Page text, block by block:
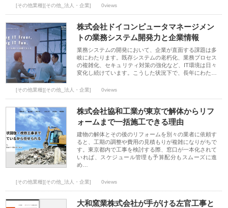
[その他業種][その他_法人・企業] 0views
株式会社ドイコンピュータマネージメン
トの業務システム開発力と企業情報
業務システムの開発において、企業が直面する課題は多
岐にわたります。既存システムの老朽化、業務プロセス
の複雑化、セキュリティ対策の強化など、IT環境は日々
変化し続けています。こうした状況下で、長年にわた…
[その他業種][その他_法人・企業] 0views
株式会社協和工業が東京で解体からリフ
ォームまで一括施工できる理由
建物の解体とその後のリフォームを別々の業者に依頼す
ると、工期の調整や費用の見積もりが複雑になりがちで
す。東京都内で工事を検討する際、窓口が一本化されて
いれば、スケジュール管理も予算配分もスムーズに進
め…
[その他業種][その他_法人・企業] 0views
大和窯業株式会社が手がける左官工事と